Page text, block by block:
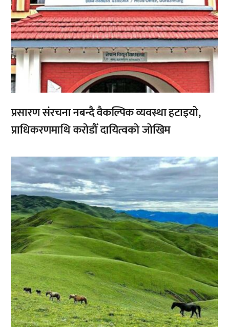
प्रसारण संरचना नबन्दै वैकल्पिक व्यवस्था हटाइयो,
प्राधिकरणमाथि करोडौँ दायित्वको जोखिम
,